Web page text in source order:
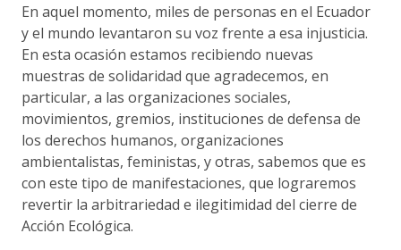
En aquel momento, miles de personas en el Ecuador
y el mundo levantaron su voz frente a esa injusticia.
En esta ocasión estamos recibiendo nuevas
muestras de solidaridad que agradecemos, en
particular, a las organizaciones sociales,
movimientos, gremios, instituciones de defensa de
los derechos humanos, organizaciones
ambientalistas, feministas, y otras, sabemos que es
con este tipo de manifestaciones, que lograremos
revertir la arbitrariedad e ilegitimidad del cierre de
Acción Ecológica.